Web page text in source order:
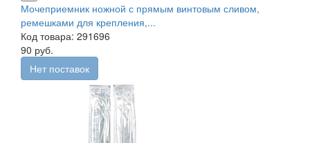
Мочеприемник ножной с прямым винтовым сливом,
ремешками для крепления,...
Код товара: 291696
90 руб.
Нет поставок